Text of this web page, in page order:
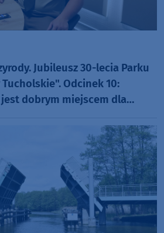
Jubileusz 30-lecia Parku
Odcinek 10:
dobrym miejscem dla